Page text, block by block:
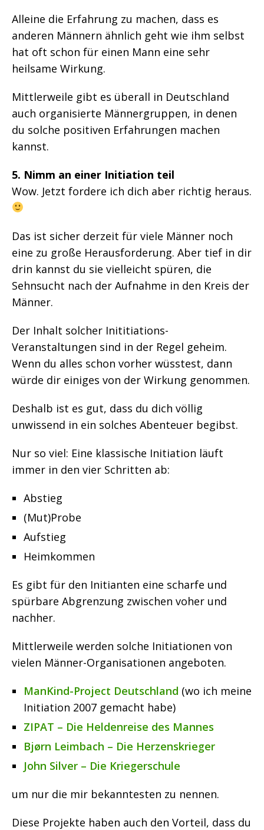
Alleine die Erfahrung zu machen, dass es
anderen Männern ähnlich geht wie ihm selbst
hat oft schon für einen Mann eine sehr
heilsame Wirkung.
Mittlerweile gibt es überall in Deutschland
auch organisierte Männergruppen, in denen
du solche positiven Erfahrungen machen
kannst.
5. Nimm an einer Initiation teil
Wow. Jetzt fordere ich dich aber richtig heraus.
Das ist sicher derzeit für viele Männer noch
eine zu große Herausforderung. Aber tief in dir
drin kannst du sie vielleicht spüren, die
Sehnsucht nach der Aufnahme in den Kreis der
Männer.
Der Inhalt solcher Inititiations-
Veranstaltungen sind in der Regel geheim.
Wenn du alles schon vorher wüsstest, dann
würde dir einiges von der Wirkung genommen.
Deshalb ist es gut, dass du dich völlig
unwissend in ein solches Abenteuer begibst.
Nur so viel: Eine klassische Initiation läuft
immer in den vier Schritten ab:
Abstieg
(Mut)Probe
Aufstieg
Heimkommen
Es gibt für den Initianten eine scharfe und
spürbare Abgrenzung zwischen voher und
nachher.
Mittlerweile werden solche Initiationen von
vielen Männer-Organisationen angeboten.
ManKind-Project Deutschland (wo ich meine
Initiation 2007 gemacht habe)
ZIPAT – Die Heldenreise des Mannes
Bjørn Leimbach – Die Herzenskrieger
John Silver – Die Kriegerschule
um nur die mir bekanntesten zu nennen.
Diese Projekte haben auch den Vorteil, dass du